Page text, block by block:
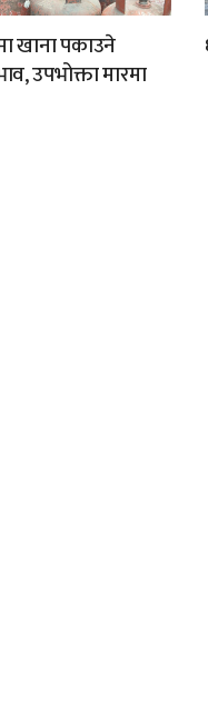
खाना पकाउने
उपभोक्ता मारमा